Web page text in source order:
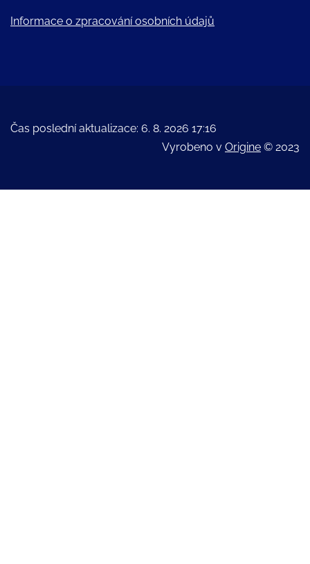
Informace o zpracování osobních údajů
Čas poslední aktualizace: 6. 8. 2026 17:16
Vyrobeno v Origine © 2023